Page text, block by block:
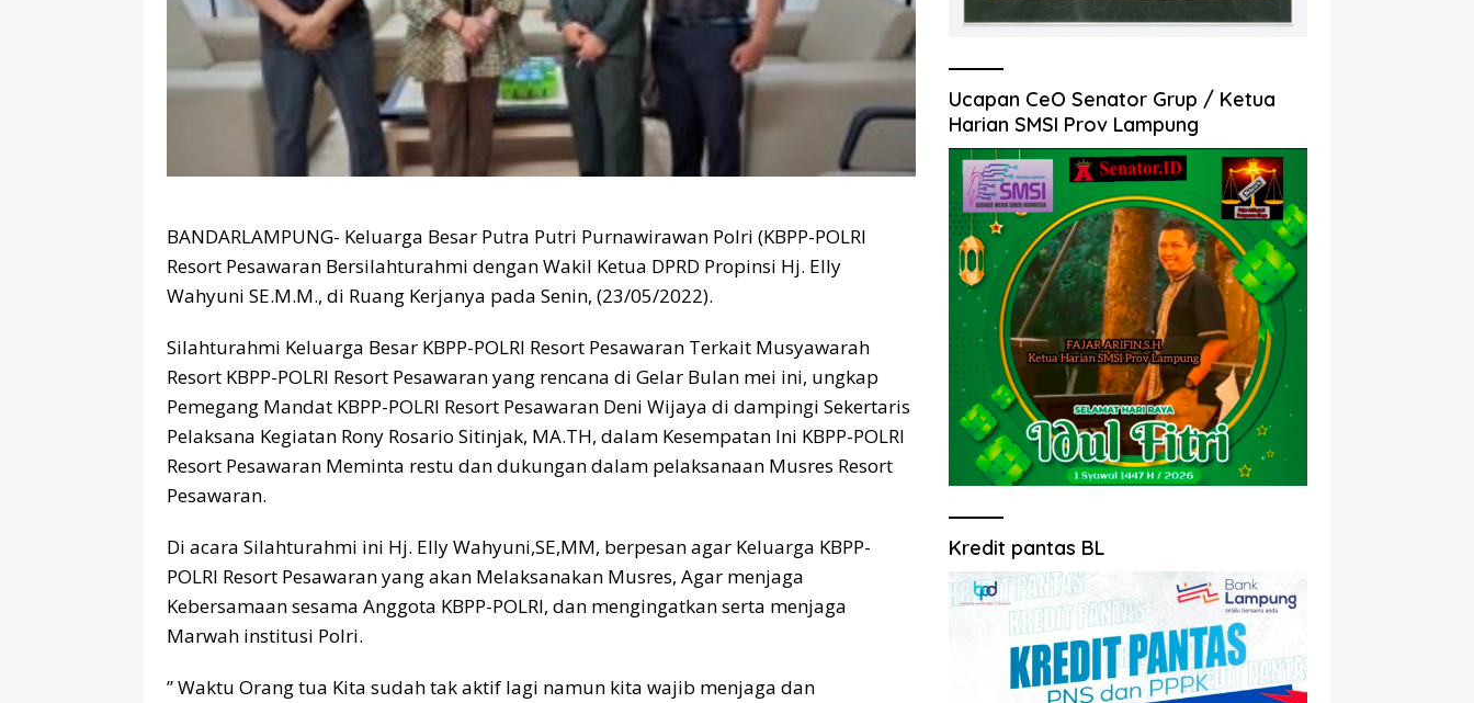
BANDARLAMPUNG- Keluarga Besar Putra Putri Purnawirawan Polri (KBPP-POLRI
Resort Pesawaran Bersilahturahmi dengan Wakil Ketua DPRD Propinsi Hj. Elly
Wahyuni SE.M.M., di Ruang Kerjanya pada Senin, (23/05/2022).
Silahturahmi Keluarga Besar KBPP-POLRI Resort Pesawaran Terkait Musyawarah
Resort KBPP-POLRI Resort Pesawaran yang rencana di Gelar Bulan mei ini, ungkap
Pemegang Mandat KBPP-POLRI Resort Pesawaran Deni Wijaya di dampingi Sekertaris
Pelaksana Kegiatan Rony Rosario Sitinjak, MA.TH, dalam Kesempatan Ini KBPP-POLRI
Resort Pesawaran Meminta restu dan dukungan dalam pelaksanaan Musres Resort
Pesawaran.
Di acara Silahturahmi ini Hj. Elly Wahyuni,SE,MM, berpesan agar Keluarga KBPP-
POLRI Resort Pesawaran yang akan Melaksanakan Musres, Agar menjaga
Kebersamaan sesama Anggota KBPP-POLRI, dan mengingatkan serta menjaga
Marwah institusi Polri.
” Waktu Orang tua Kita sudah tak aktif lagi namun kita wajib menjaga dan
Ucapan CeO Senator Grup / Ketua
Harian SMSI Prov Lampung
Kredit pantas BL